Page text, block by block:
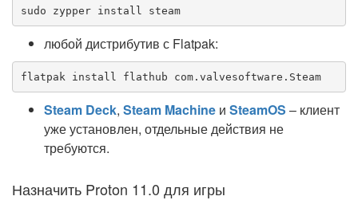
sudo zypper install steam
любой дистрибутив с Flatpak:
flatpak install flathub com.valvesoftware.Steam
Steam Deck, Steam Machine и SteamOS – клиент
уже установлен, отдельные действия не
требуются.
Назначить Proton 11.0 для игры